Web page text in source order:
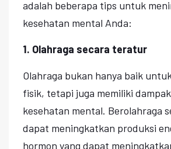
adalah beberapa tips untuk
kesehatan mental Anda:
1. Olahraga secara teratur
Olahraga bukan hanya baik
fisik, tetapi juga memiliki
kesehatan mental. Berolahraga
dapat meningkatkan produksi
hormon yang dapat